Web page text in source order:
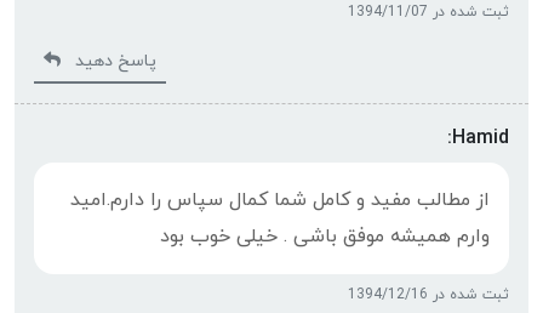
ثبت شده در 1394/11/07
پاسخ دهید
Hamid:
از مطالب مفید و کامل شما کمال سپاس را دارم.امید
وارم همیشه موفق باشی . خیلی خوب بود
ثبت شده در 1394/12/16